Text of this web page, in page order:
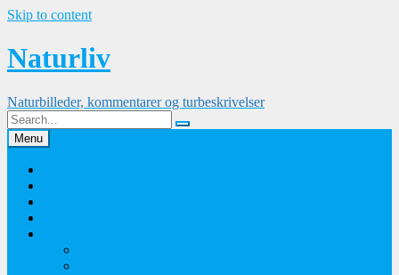
Skip to content
Naturliv
Naturbilleder, kommentarer og turbeskrivelser
Menu